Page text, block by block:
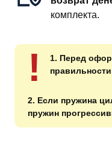
комплекта.
!
1. Перед
2. Если пружина
пружин